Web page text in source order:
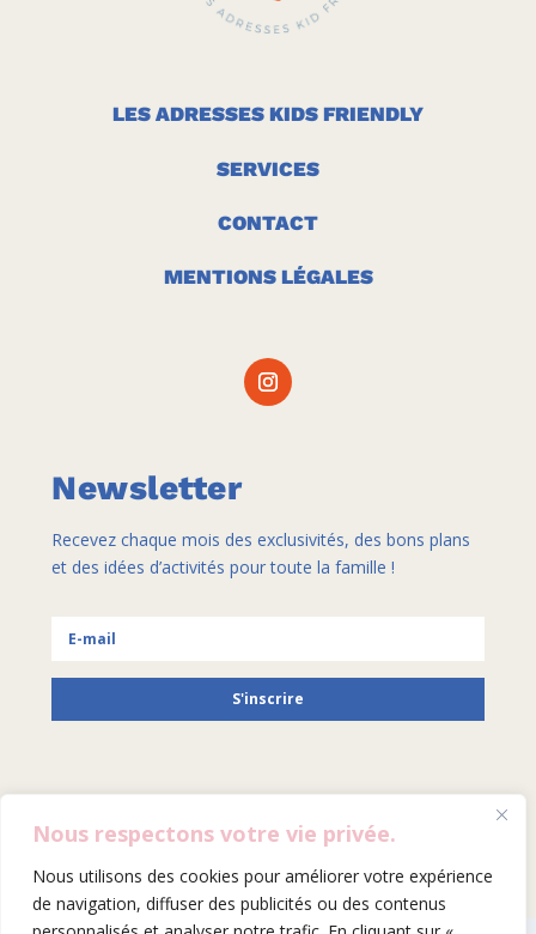
Nous respectons votre vie privée.
Nous utilisons des cookies pour améliorer votre expérience
de navigation, diffuser des publicités ou des contenus
LES ADRESSES KIDS FRIENDLY
SERVICES
CONTACT
MENTIONS LÉGALES
Newsletter
Recevez chaque mois des exclusivités, des bons plans
et des idées d’activités pour toute la famille !
S'inscrire